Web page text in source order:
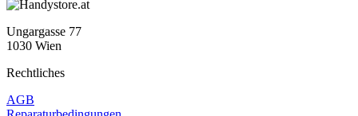
Ungargasse 77
1030 Wien
Rechtliches
AGB